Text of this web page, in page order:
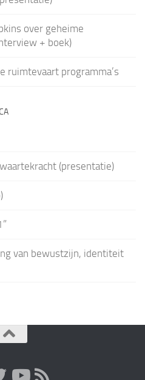
over geheime
+ boek)
ruimtevaart programma’s
(presentatie)
van bewustzijn, identiteit